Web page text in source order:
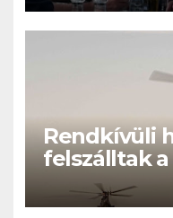
Rendkívüli
felszálltak
helikopterei,